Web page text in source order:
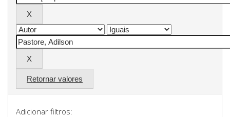
Retornar valores
Adicionar filtros: